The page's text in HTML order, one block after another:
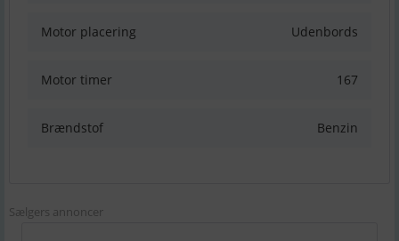
Motor placering Udenbords
Motor timer 167
Brændstof Benzin
Sælgers annoncer